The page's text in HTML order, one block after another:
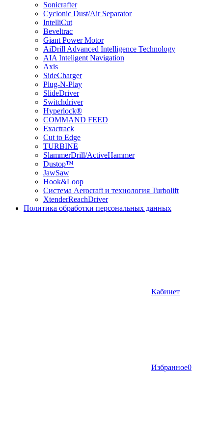
Sonicrafter
Cyclonic Dust/Air Separator
IntelliCut
Beveltrac
Giant Power Motor
AiDrill Advanced Intelligence Technology
AIA Inteligent Navigation
Axis
SideCharger
Plug-N-Play
SlideDriver
Switchdriver
Hyperlock®
COMMAND FEED
Exactrack
Cut to Edge
TURBINE
SlammerDrill/ActiveHammer
Dustop™
JawSaw
Hook&Loop
Cистема Aerocraft и технология Turbolift
XtenderReachDriver
Политика обработки персональных данных
Кабинет
Избранное0